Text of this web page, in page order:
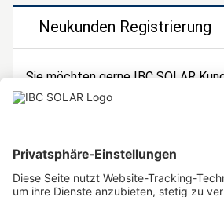
Neukunden Registrierung
Sie möchten gerne IBC SOLAR
Dann registrieren Sie sich jetzt!
Unsere weiteren Angebote